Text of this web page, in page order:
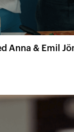
Anna & Emil